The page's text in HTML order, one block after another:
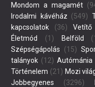
Mondom a magamét
Irodalmi kávéház (549)
kapcsolatok (36) Vetítő
Életmód
(1) Belföld
Szépségápolás (15)
talányok (12) Autómánia
Történelem (21) Mozi
Jobbegyenes (3296)